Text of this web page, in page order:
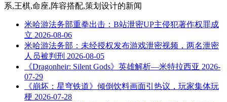
系,王棋,命座,阵容搭配,策划设计的新闻
米哈游法务部重拳出击：B站泄密UP主侵犯著作权罪成
立 2026-08-06
米哈游法务部：未经授权发布游戏泄密视频，两名泄密
人员被判刑 2026-08-05
《Dragonheir: Silent Gods》英雄解析—米特拉西亚 2026-
07-29
《崩坏：星穹铁道》倾倒饮料画面引热议，玩家集体玩
梗 2026-07-28